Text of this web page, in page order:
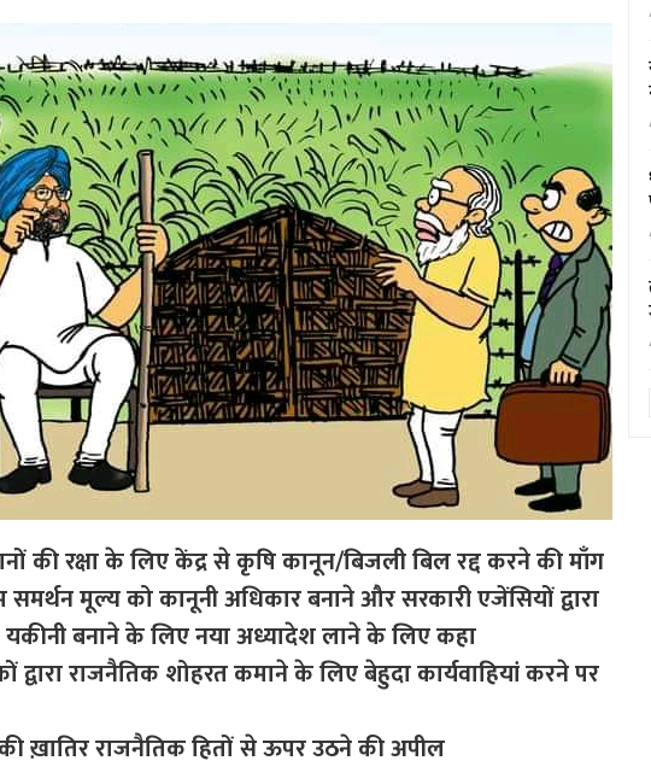
की रक्षा के लिए केंद्र से कृषि कानून/बिजली बिल रद्द करने की माँग
मूल्य को कानूनी अधिकार बनाने और सरकारी एजेंसियों द्वारा
बनाने के लिए नया अध्यादेश लाने के लिए कहा
द्वारा राजनैतिक शोहरत कमाने के लिए बेहुदा कार्यवाहियां करने पर
ख़ातिर राजनैतिक हितों से ऊपर उठने की अपील